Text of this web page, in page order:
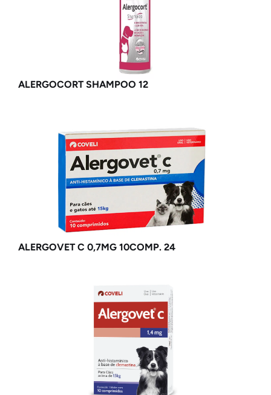
ALERGOCORT SHAMPOO 12
ALERGOVET C 0,7MG 10COMP. 24